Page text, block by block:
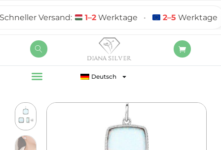
Deutsch
Versand: 1–2Werktage • 2–5 Werktage